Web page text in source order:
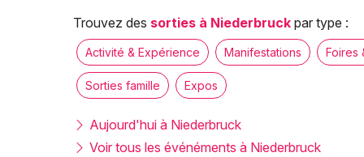
Trouvez des sorties à Niederbruck par type :
Activité & Expérience Manifestations Foires
Sorties famille Expos
Aujourd'hui à Niederbruck
Voir tous les événéments à Niederbruck